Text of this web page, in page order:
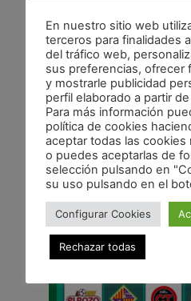
ANTERIOR
Araça y Víctor renuevan por una temporada
En nuestro sitio web
terceros para finalidades
del tráfico web,
sus preferencias, ofrecer
y mostrarle publicidad
perfil elaborado a partir
Para más información
política de cookies
aceptar todas las cookies
o puedes aceptarlas de
selección pulsando en
su uso pulsando en el
Configurar Cookies
Rechazar todas